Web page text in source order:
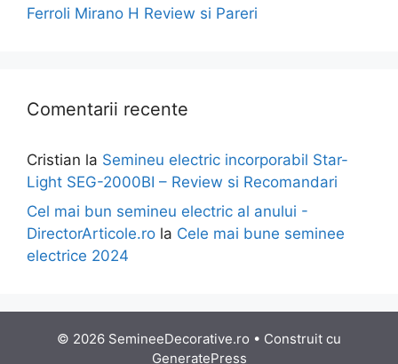
Ferroli Mirano H Review si Pareri
Comentarii recente
Cristian la Semineu electric incorporabil Star-
Light SEG-2000BI – Review si Recomandari
Cel mai bun semineu electric al anului -
DirectorArticole.ro la Cele mai bune seminee
electrice 2024
© 2026 SemineeDecorative.ro • Construit cu
GeneratePress